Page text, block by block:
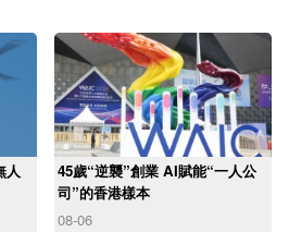
人
45歲“逆襲”創業 AI賦能“一人公
司”的香港樣本
08-06